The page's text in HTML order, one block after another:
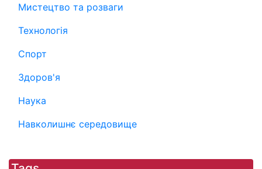
Мистецтво та розваги
Технологія
Спорт
Здоров'я
Наука
Навколишнє середовище